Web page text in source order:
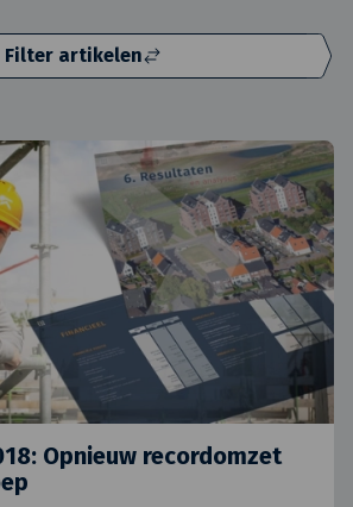
Filter artikelen
Opnieuw recordomzet